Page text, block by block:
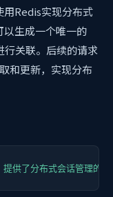
用Redis实现分布式
以生成一个唯一的
关联。后续的请求
和更新，实现分布
供了分布式会话管理的